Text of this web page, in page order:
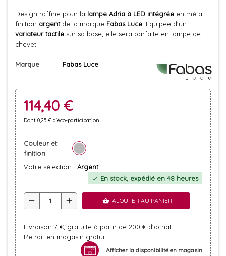
Design raffiné pour la lampe Adria à LED intégrée en métal
finition argentde la marque Fabas Luce . Equipée d'un
variateur tactile sur sa base, elle sera parfaite en lampe de
chevet.
Marque Fabas Luce
114,40 €
Dont 0,25 € d'éco-participation
Couleur et
finition
Votre sélection : Argent
check En stock, expédié en 48 heures
remove add shopping_basket AJOUTER AU PANIER
Livraison 7 €, gratuite à partir de 200 € d'achat
Retrait en magasin gratuit
Afficher la disponibilité en magasin